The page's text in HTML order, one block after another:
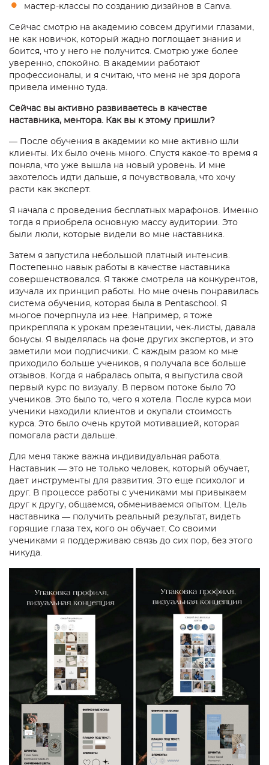
мастер-классы по созданию дизайнов в Canva.
Сейчас смотрю на академию совсем другими глазами,
не как новичок, который жадно поглощает знания и
боится, что у него не получится. Смотрю уже более
уверенно, спокойно. В академии работают
профессионалы, и я считаю, что меня не зря дорога
привела именно туда.
Сейчас вы активно развиваетесь в качестве
наставника, ментора. Как вы к этому пришли?
— После обучения в академии ко мне активно шли
клиенты. Их было очень много. Спустя какое-то время я
поняла, что уже вышла на новый уровень. И мне
захотелось идти дальше, я почувствовала, что хочу
расти как эксперт.
Я начала с проведения бесплатных марафонов. Именно
тогда я приобрела основную массу аудитории. Это
были люли, которые видели во мне наставника.
Затем я запустила небольшой платный интенсив.
Постепенно навык работы в качестве наставника
совершенствовался. Я также смотрела на конкурентов,
изучала их принцип работы. Но мне очень понравилась
система обучения, которая была в Pentaschool. Я
многое почерпнула из нее. Например, я тоже
прикрепляла к урокам презентации, чек-листы, давала
бонусы. Я выделялась на фоне других экспертов, и это
заметили мои подписчики. С каждым разом ко мне
приходило больше учеников, я получала все больше
отзывов. Когда я набралась опыта, я выпустила свой
первый курс по визуалу. В первом потоке было 70
учеников. Это было то, чего я хотела. После курса мои
ученики находили клиентов и окупали стоимость
курса. Это было очень крутой мотивацией, которая
помогала расти дальше.
Для меня также важна индивидуальная работа.
Наставник — это не только человек, который обучает,
дает инструменты для развития. Это еще психолог и
друг. В процессе работы с учениками мы привыкаем
друг к другу, общаемся, обмениваемся опытом. Цель
наставника — получить реальный результат, видеть
горящие глаза тех, кого он обучает. Со своими
учениками я поддерживаю связь до сих пор, без этого
никуда.